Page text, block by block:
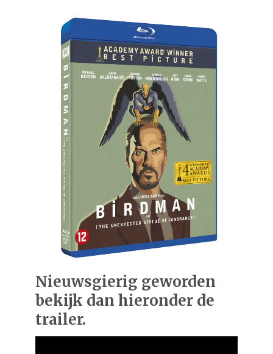
Nieuwsgierig geworden
bekijk dan hieronder de
trailer.